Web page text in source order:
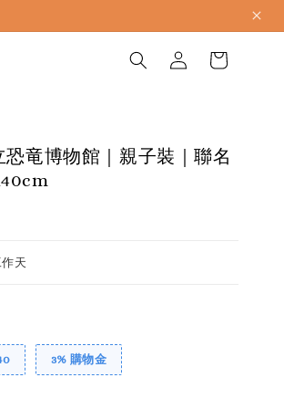
竜博物館｜親子裝｜聯名
天
3% 購物金